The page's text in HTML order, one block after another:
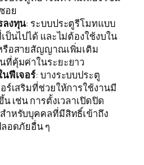
อย
ลงทุน: ระบบประตูรีโมทแบบ
ป็นไปได้ และไม่ต้องใช้งบใน
รือสายสัญญาณเพิ่มเติม
ที่คุ้มค่าในระยะยาว
ฟีเจอร์: บางระบบประตู
ร์เสริมที่ช่วยให้การใช้งานมี
เช่น การตั้งเวลาเปิดปิด
ำหรับบุคคลที่มีสิทธิ์เข้าถึง
อดภัยอื่น ๆ